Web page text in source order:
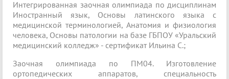
Интегрированная заочная олимпиада по дисциплинам
Иностранный язык, Основы латинского языка с
медицинской терминологией, Анатомия и физиология
человека, Основы патологии на базе ГБПОУ «Уральский
медицинский колледж» - сертификат Ильина С.;
Заочная олимпиада по ПМ04. Изготовление
ортопедических аппаратов, специальность